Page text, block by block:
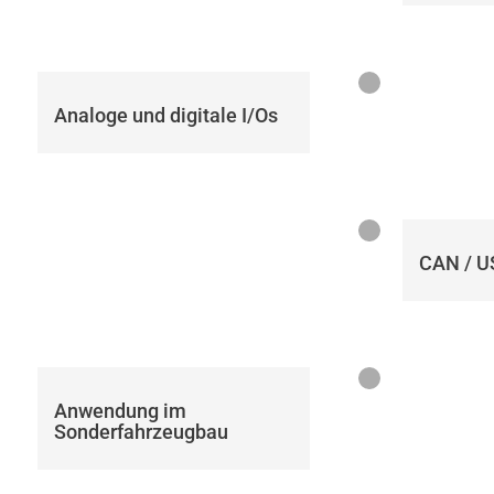
Analoge und digitale I/Os
CAN /
Anwendung im
Sonderfahrzeugbau